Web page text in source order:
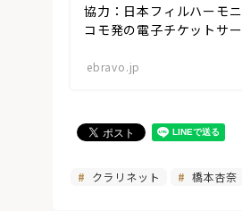
協力：日本フィルハーモ
コモ発の電子チケットサ
ebravo.jp
クラリネット 橋本杏奈